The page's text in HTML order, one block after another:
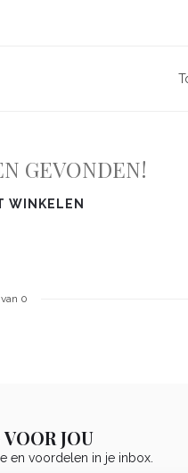
GEVONDEN!
WINKELEN
van 0
JOU
en voordelen in je inbox.